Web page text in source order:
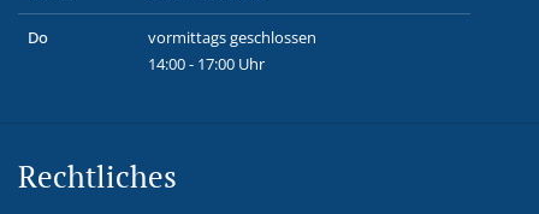
Do
vormittags geschlossen
14:00 - 17:00 Uhr
Rechtliches